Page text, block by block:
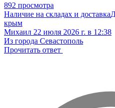
892 просмотра
Наличие на складах и доставка
крым
Михаил 22 июля 2026 г. в 12:38
Из города Севастополь
Прочитать ответ